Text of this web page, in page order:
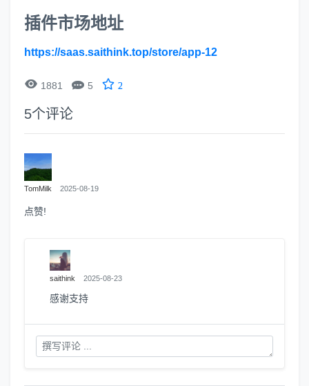
插件市场地址
https://saas.saithink.top/store/app-12
 1881  5 2
5个评论
TomMilk 2025-08-19
点赞!
saithink 2025-08-23
感谢支持